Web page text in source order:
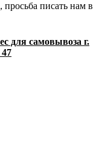
писать нам в
для самовывоза г.